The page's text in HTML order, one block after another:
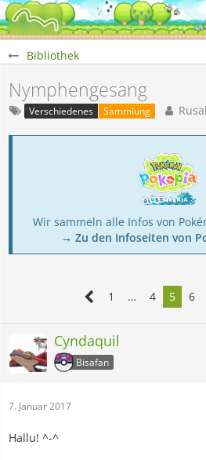
Bibliothek
Nymphengesang
Verschiedenes Sammlung
Wir sammeln alle Infos von
→ Zu den Infoseiten von
1 … 4 5 6
Cyndaquil
Bisafan
7. Januar 2017
Hallu! ^-^